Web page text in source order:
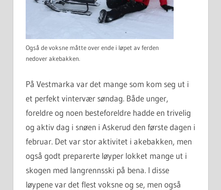
Også de voksne måtte over ende i løpet av ferden
nedover akebakken.
På Vestmarka var det mange som kom seg ut i
et perfekt vintervær søndag. Både unger,
foreldre og noen besteforeldre hadde en trivelig
og aktiv dag i snøen i Askerud den første dagen i
februar. Det var stor aktivitet i akebakken, men
også godt preparerte løyper lokket mange ut i
skogen med langrennsski på bena. I disse
løypene var det flest voksne og se, men også